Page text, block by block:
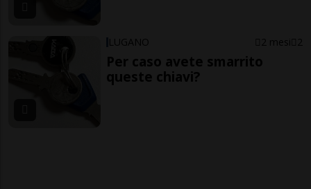
LUGANO 2 mesi 2
Per caso avete smarrito
queste chiavi?